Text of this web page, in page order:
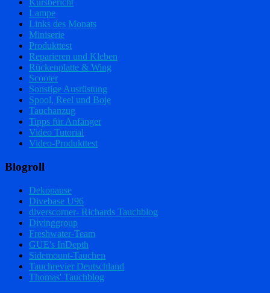
Kursbericht
Lampe
Links des Monats
Miniserie
Produkttest
Reparieren und Kleben
Rückenplatte & Wing
Scooter
Sonstige Ausrüstung
Spool, Reel und Boje
Tauchanzug
Tipps für Anfänger
Video Tutorial
Video-Produkttest
Blogroll
Dekopause
Divebase U96
diverscorner- Richards Tauchblog
Divinggroup
Freshwater-Team
GUE's InDepth
Sidemount-Tauchen
Tauchrevier Deutschland
Thomas' Tauchblog